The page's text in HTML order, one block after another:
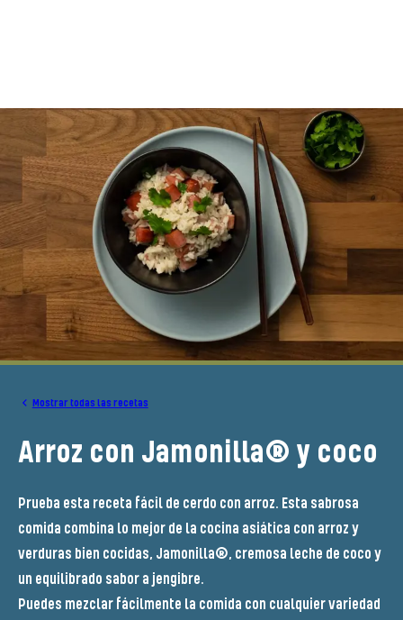
Mostrar todas las recetas
Arroz con Jamonilla® y coco
Prueba esta receta fácil de cerdo con arroz. Esta sabrosa
comida combina lo mejor de la cocina asiática con arroz y
verduras bien cocidas, Jamonilla®, cremosa leche de coco y
un equilibrado sabor a jengibre.
Puedes mezclar fácilmente la comida con cualquier variedad